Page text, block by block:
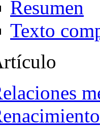
Resumen
Texto